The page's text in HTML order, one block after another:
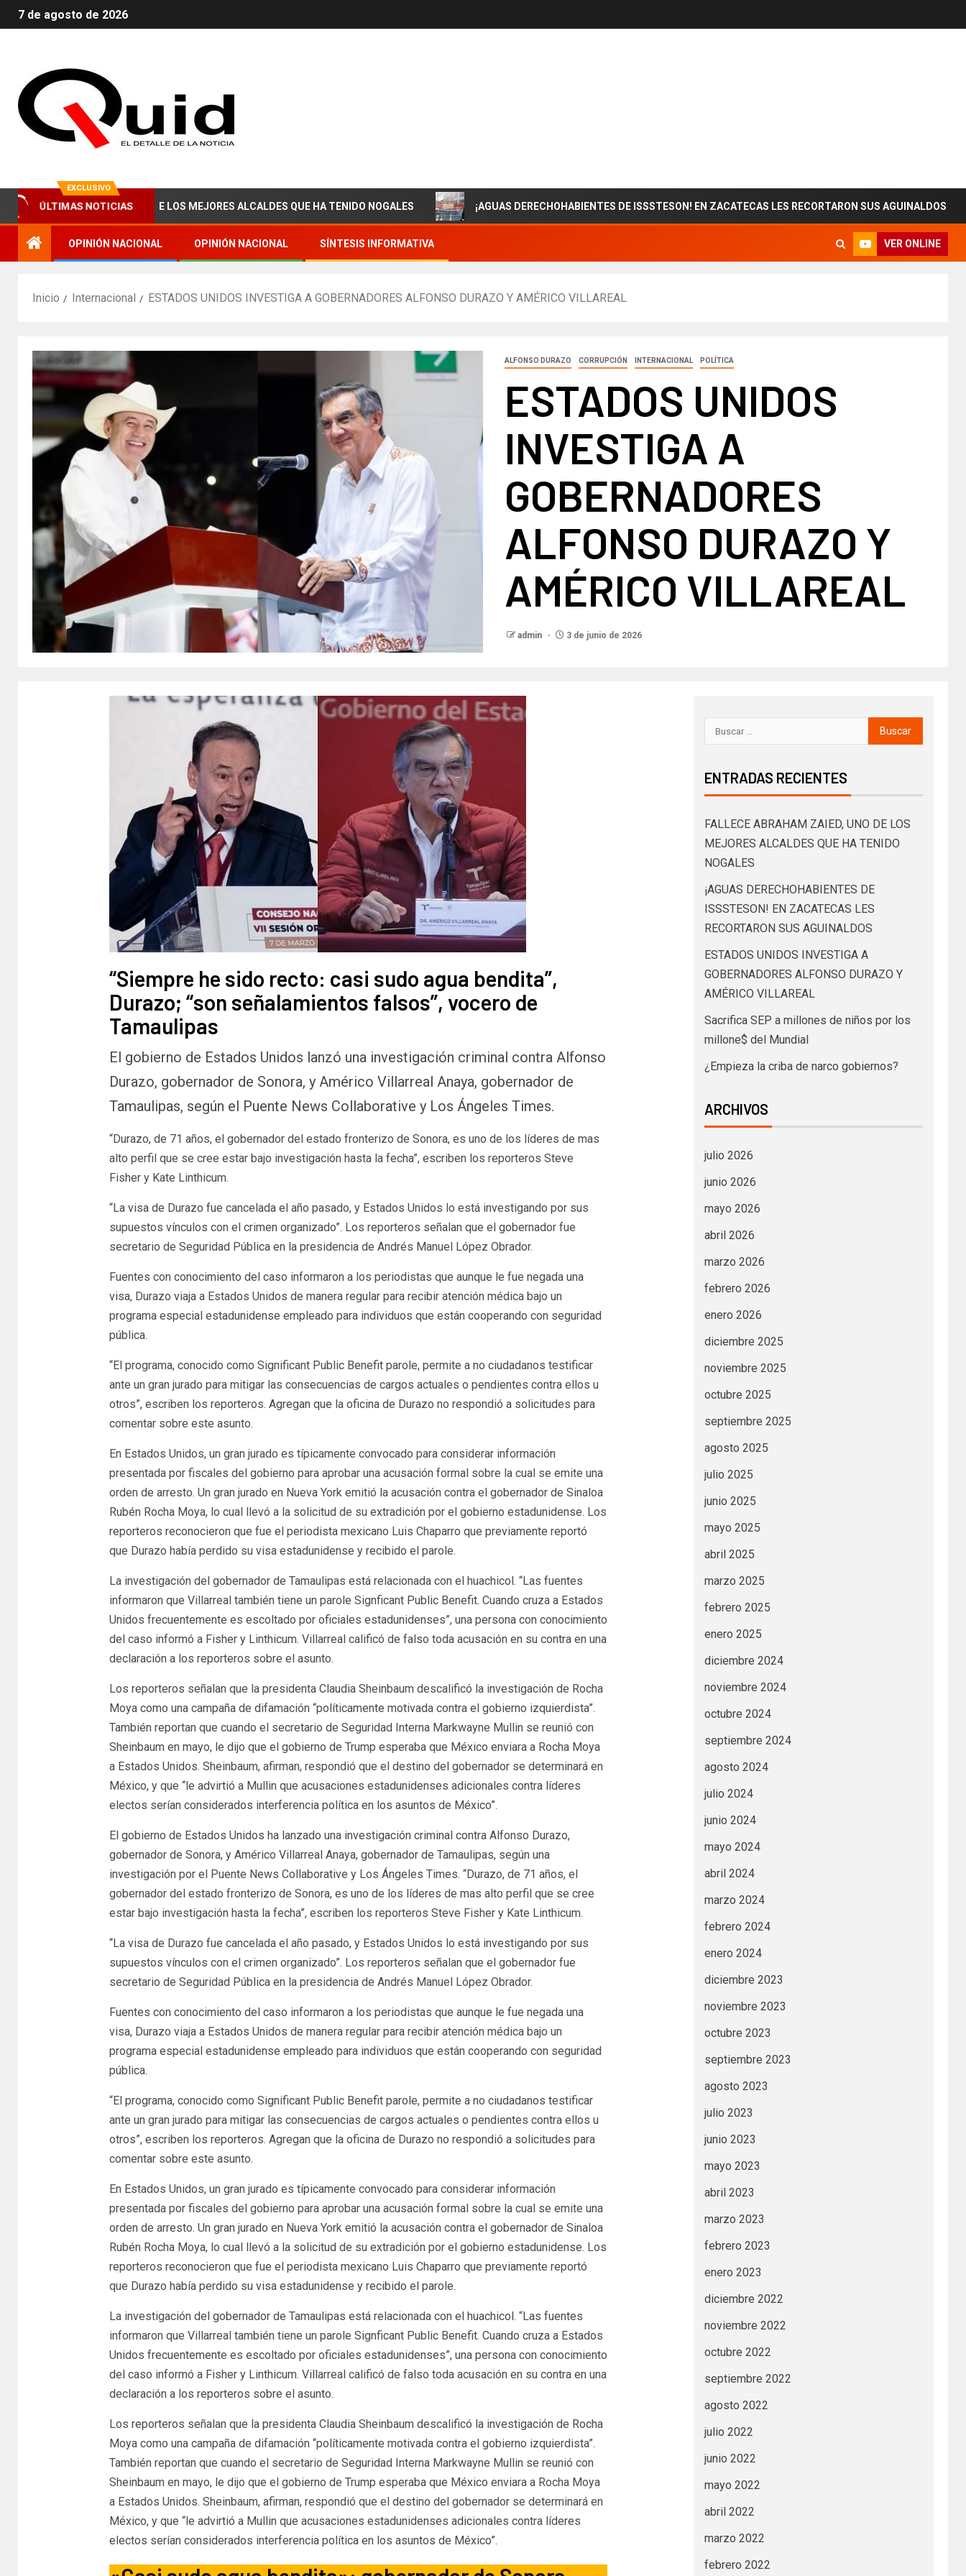
7 de agosto de 2026
EXCLUSIVO
ÚLTIMAS NOTICIAS
ZAIED, UNO DE LOS MEJORES ALCALDES QUE HA TENIDO NOGALES ¡AGUAS DERECHOHABIENTES DE ISSSTESON! EN ZACATECAS LES RECORTARON SUS AGUINALDOS
OPINIÓN NACIONAL OPINIÓN NACIONAL SÍNTESIS INFORMATIVA VER ONLINE
Inicio Internacional ESTADOS UNIDOS INVESTIGA A GOBERNADORES ALFONSO DURAZO Y AMÉRICO VILLAREAL
ALFONSO DURAZO CORRUPCIÓN INTERNACIONAL POLÍTICA
ESTADOS UNIDOS
INVESTIGA A
GOBERNADORES
ALFONSO DURAZO Y
AMÉRICO VILLAREAL
admin 3 de junio de 2026
“Siempre he sido recto: casi sudo agua bendita”,
Durazo; “son señalamientos falsos”, vocero de
Tamaulipas
El gobierno de Estados Unidos lanzó una investigación criminal contra Alfonso
Durazo, gobernador de Sonora, y Américo Villarreal Anaya, gobernador de
Tamaulipas, según el Puente News Collaborative y Los Ángeles Times.
“Durazo, de 71 años, el gobernador del estado fronterizo de Sonora, es uno de los líderes de mas
alto perfil que se cree estar bajo investigación hasta la fecha”, escriben los reporteros Steve
Fisher y Kate Linthicum.
“La visa de Durazo fue cancelada el año pasado, y Estados Unidos lo está investigando por sus
supuestos vínculos con el crimen organizado”. Los reporteros señalan que el gobernador fue
secretario de Seguridad Pública en la presidencia de Andrés Manuel López Obrador.
Fuentes con conocimiento del caso informaron a los periodistas que aunque le fue negada una
visa, Durazo viaja a Estados Unidos de manera regular para recibir atención médica bajo un
programa especial estadunidense empleado para individuos que están cooperando con seguridad
pública.
“El programa, conocido como Significant Public Benefit parole, permite a no ciudadanos testificar
ante un gran jurado para mitigar las consecuencias de cargos actuales o pendientes contra ellos u
otros”, escriben los reporteros. Agregan que la oficina de Durazo no respondió a solicitudes para
comentar sobre este asunto.
En Estados Unidos, un gran jurado es típicamente convocado para considerar información
presentada por fiscales del gobierno para aprobar una acusación formal sobre la cual se emite una
orden de arresto. Un gran jurado en Nueva York emitió la acusación contra el gobernador de Sinaloa
Rubén Rocha Moya, lo cual llevó a la solicitud de su extradición por el gobierno estadunidense. Los
reporteros reconocieron que fue el periodista mexicano Luis Chaparro que previamente reportó
que Durazo había perdido su visa estadunidense y recibido el parole.
La investigación del gobernador de Tamaulipas está relacionada con el huachicol. “Las fuentes
informaron que Villarreal también tiene un parole Signficant Public Benefit. Cuando cruza a Estados
Unidos frecuentemente es escoltado por oficiales estadunidenses”, una persona con conocimiento
del caso informó a Fisher y Linthicum. Villarreal calificó de falso toda acusación en su contra en una
declaración a los reporteros sobre el asunto.
Los reporteros señalan que la presidenta Claudia Sheinbaum descalificó la investigación de Rocha
Moya como una campaña de difamación “políticamente motivada contra el gobierno izquierdista”.
También reportan que cuando el secretario de Seguridad Interna Markwayne Mullin se reunió con
Sheinbaum en mayo, le dijo que el gobierno de Trump esperaba que México enviara a Rocha Moya
a Estados Unidos. Sheinbaum, afirman, respondió que el destino del gobernador se determinará en
México, y que “le advirtió a Mullin que acusaciones estadunidenses adicionales contra líderes
electos serían considerados interferencia política en los asuntos de México”.
El gobierno de Estados Unidos ha lanzado una investigación criminal contra Alfonso Durazo,
gobernador de Sonora, y Américo Villarreal Anaya, gobernador de Tamaulipas, según una
investigación por el Puente News Collaborative y Los Ángeles Times. “Durazo, de 71 años, el
gobernador del estado fronterizo de Sonora, es uno de los líderes de mas alto perfil que se cree
estar bajo investigación hasta la fecha”, escriben los reporteros Steve Fisher y Kate Linthicum.
“La visa de Durazo fue cancelada el año pasado, y Estados Unidos lo está investigando por sus
supuestos vínculos con el crimen organizado”. Los reporteros señalan que el gobernador fue
secretario de Seguridad Pública en la presidencia de Andrés Manuel López Obrador.
Fuentes con conocimiento del caso informaron a los periodistas que aunque le fue negada una
visa, Durazo viaja a Estados Unidos de manera regular para recibir atención médica bajo un
programa especial estadunidense empleado para individuos que están cooperando con seguridad
pública.
“El programa, conocido como Significant Public Benefit parole, permite a no ciudadanos testificar
ante un gran jurado para mitigar las consecuencias de cargos actuales o pendientes contra ellos u
otros”, escriben los reporteros. Agregan que la oficina de Durazo no respondió a solicitudes para
comentar sobre este asunto.
En Estados Unidos, un gran jurado es típicamente convocado para considerar información
presentada por fiscales del gobierno para aprobar una acusación formal sobre la cual se emite una
orden de arresto. Un gran jurado en Nueva York emitió la acusación contra el gobernador de Sinaloa
Rubén Rocha Moya, lo cual llevó a la solicitud de su extradición por el gobierno estadunidense. Los
reporteros reconocieron que fue el periodista mexicano Luis Chaparro que previamente reportó
que Durazo había perdido su visa estadunidense y recibido el parole.
La investigación del gobernador de Tamaulipas está relacionada con el huachicol. “Las fuentes
informaron que Villarreal también tiene un parole Signficant Public Benefit. Cuando cruza a Estados
Unidos frecuentemente es escoltado por oficiales estadunidenses”, una persona con conocimiento
del caso informó a Fisher y Linthicum. Villarreal calificó de falso toda acusación en su contra en una
declaración a los reporteros sobre el asunto.
Los reporteros señalan que la presidenta Claudia Sheinbaum descalificó la investigación de Rocha
Moya como una campaña de difamación “políticamente motivada contra el gobierno izquierdista”.
También reportan que cuando el secretario de Seguridad Interna Markwayne Mullin se reunió con
Sheinbaum en mayo, le dijo que el gobierno de Trump esperaba que México enviara a Rocha Moya
a Estados Unidos. Sheinbaum, afirman, respondió que el destino del gobernador se determinará en
México, y que “le advirtió a Mullin que acusaciones estadunidenses adicionales contra líderes
electos serían considerados interferencia política en los asuntos de México”.
ENTRADAS RECIENTES
FALLECE ABRAHAM ZAIED, UNO DE LOS
MEJORES ALCALDES QUE HA TENIDO
NOGALES
¡AGUAS DERECHOHABIENTES DE
ISSSTESON! EN ZACATECAS LES
RECORTARON SUS AGUINALDOS
ESTADOS UNIDOS INVESTIGA A
GOBERNADORES ALFONSO DURAZO Y
AMÉRICO VILLAREAL
Sacrifica SEP a millones de niños por los
millone$ del Mundial
¿Empieza la criba de narco gobiernos?
ARCHIVOS
julio 2026
junio 2026
mayo 2026
abril 2026
marzo 2026
febrero 2026
enero 2026
diciembre 2025
noviembre 2025
octubre 2025
septiembre 2025
agosto 2025
julio 2025
junio 2025
mayo 2025
abril 2025
marzo 2025
febrero 2025
enero 2025
diciembre 2024
noviembre 2024
octubre 2024
septiembre 2024
agosto 2024
julio 2024
junio 2024
mayo 2024
abril 2024
marzo 2024
febrero 2024
enero 2024
diciembre 2023
noviembre 2023
octubre 2023
septiembre 2023
agosto 2023
julio 2023
junio 2023
mayo 2023
abril 2023
marzo 2023
febrero 2023
enero 2023
diciembre 2022
noviembre 2022
octubre 2022
septiembre 2022
agosto 2022
julio 2022
junio 2022
mayo 2022
abril 2022
marzo 2022
febrero 2022